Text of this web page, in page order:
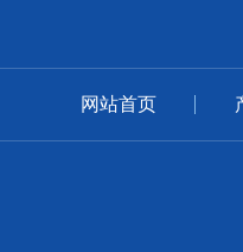
网站首页